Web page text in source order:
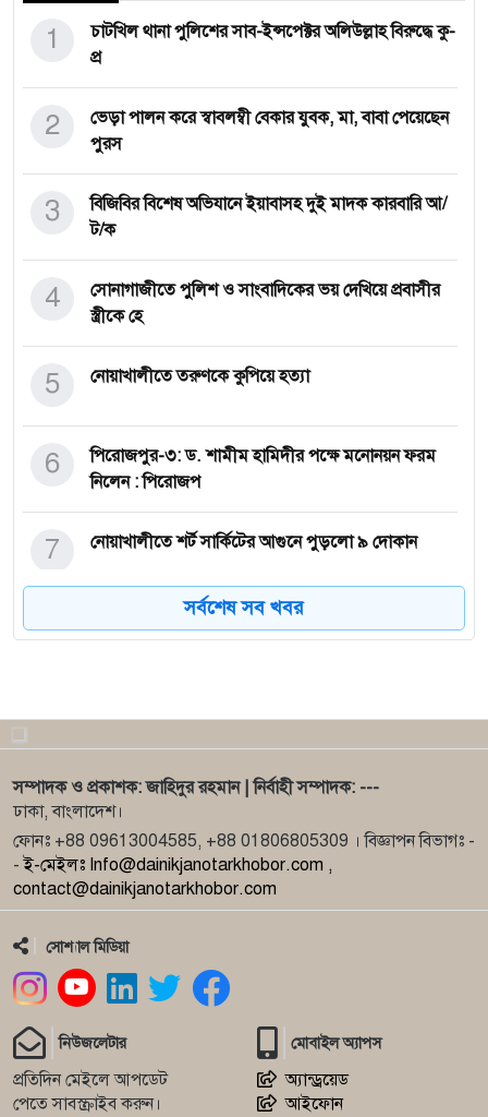
চাটখিল থানা পুলিশের সাব-ইন্সপেক্টর অলিউল্লাহ বিরুদ্ধে কু-
প্র
1
ভেড়া পালন করে স্বাবলম্বী বেকার যুবক, মা, বাবা পেয়েছেন
পুরস
2
বিজিবির বিশেষ অভিযানে ইয়াবাসহ দুই মাদক কারবারি আ/
ট/ক
3
সোনাগাজীতে পুলিশ ও সাংবাদিকের ভয় দেখিয়ে প্রবাসীর
স্ত্রীকে হে
4
নোয়াখালীতে তরুণকে কুপিয়ে হত্যা
5
পিরোজপুর-৩: ড. শামীম হামিদীর পক্ষে মনোনয়ন ফরম
নিলেন : পিরোজপ
6
নোয়াখালীতে শর্ট সার্কিটের আগুনে পুড়লো ৯ দোকান
7
শহর শ্রমিক দলের উদ্যোগে বগুড়া সদর ৬ আসনে ধানের
8
9
মুকসুদপুরে সংবাদ সম্মেলন করে আওয়ামী লীগের চার
নেতার পদত্যাগ
10
প্রাথমিক বিদ্যালয়ে প্লেগ্রাউন্ড নির্মাণ কর্মসূচির উদ্বোধন অ
11
পরিবেশ নীতিমালা না মানায় রূপগঞ্জে হাশেম ফুডসকে দুই
লাখ টাকা
12
নারায়ণগঞ্জের রূপগঞ্জে মানুষের ঢল
13
সর্বশেষ সব খবর
সম্পাদক ও প্রকাশক: জাহিদুর রহমান | নির্বাহী সম্পাদক: ---
ঢাকা, বাংলাদেশ।
ফোনঃ +88 09613004585, +88 01806805309 । বিজ্ঞাপন বিভাগঃ -
-ই-মেইলঃ Info@dainikjanotarkhobor.com ,
contact@dainikjanotarkhobor.com
সোশ্যাল মিডিয়া
নিউজলেটার
প্রতিদিন মেইলে আপডেট
পেতে সাবস্ক্রাইব করুন।
মোবাইল অ্যাপস
অ্যান্ড্রয়েড
আইফোন